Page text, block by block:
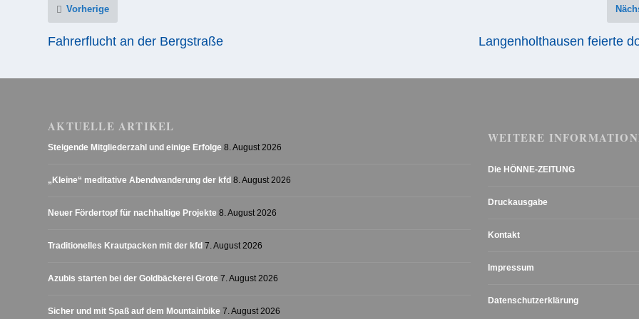
Vorherige
Fahrerflucht an der Bergstraße Langenholthausen feierte
AKTUELLE ARTIKEL
Steigende Mitgliederzahl und einige Erfolge 8. August 2026
„Kleine“ meditative Abendwanderung der kfd 8. August 2026
Neuer Fördertopf für nachhaltige Projekte 8. August 2026
Traditionelles Krautpacken mit der kfd 7. August 2026
Azubis starten bei der Goldbäckerei Grote 7. August 2026
Sicher und mit Spaß auf dem Mountainbike 7. August 2026
WEITERE
Die HÖNNE-ZEITUNG
Druckausgabe
Kontakt
Impressum
Datenschutzerklärung